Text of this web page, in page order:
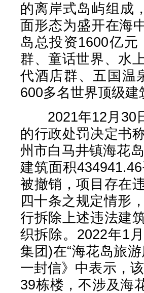
的离岸式岛屿组成
面形态为盛开在海
岛总投资1600亿
群、童话世界、水
代酒店群、五国温
600多名世界顶级
2021年12月30日
的行政处罚决定书
州市白马井镇海花
建筑面积
被撤销，项目存在
四十条之规定情形
行拆除上述违法建
织拆除。2022年1
集团)在“海花岛旅
一封信》中表示，
39栋楼，不涉及海